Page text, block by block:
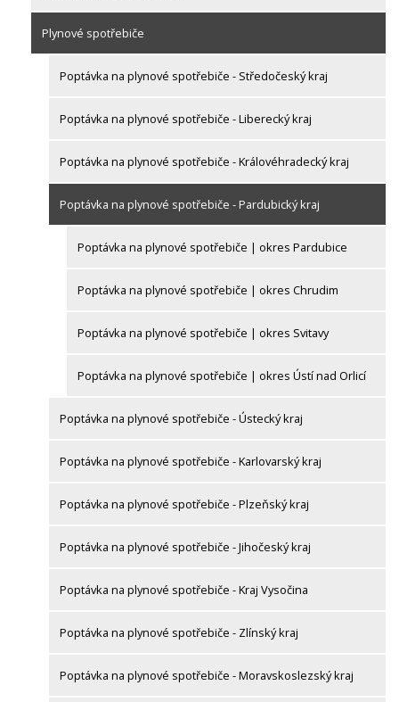
Plynové spotřebiče
Poptávka na plynové spotřebiče - Středočeský kraj
Poptávka na plynové spotřebiče - Liberecký kraj
Poptávka na plynové spotřebiče - Královéhradecký kraj
Poptávka na plynové spotřebiče - Pardubický kraj
Poptávka na plynové spotřebiče | okres Pardubice
Poptávka na plynové spotřebiče | okres Chrudim
Poptávka na plynové spotřebiče | okres Svitavy
Poptávka na plynové spotřebiče | okres Ústí nad Orlicí
Poptávka na plynové spotřebiče - Ústecký kraj
Poptávka na plynové spotřebiče - Karlovarský kraj
Poptávka na plynové spotřebiče - Plzeňský kraj
Poptávka na plynové spotřebiče - Jihočeský kraj
Poptávka na plynové spotřebiče - Kraj Vysočina
Poptávka na plynové spotřebiče - Zlínský kraj
Poptávka na plynové spotřebiče - Moravskoslezský kraj